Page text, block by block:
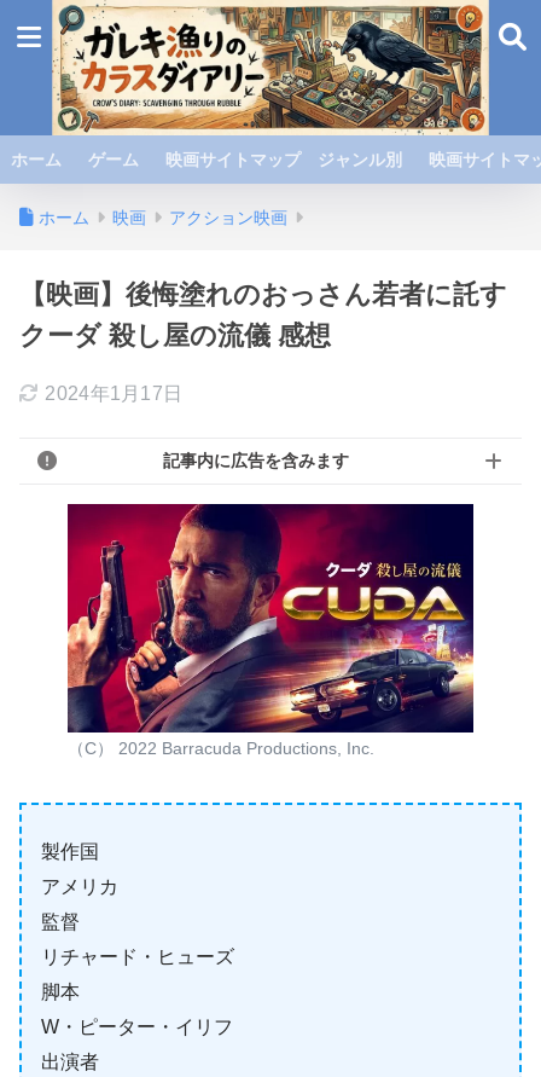
ホーム ゲーム 映画サイトマップ ジャンル別 映画サイト
ホーム 映画 アクション映画
【映画】後悔塗れのおっさん若者に託す
クーダ 殺し屋の流儀 感想
2024年1月17日
記事内に広告を含みます
（C） 2022 Barracuda Productions, Inc.
製作国
アメリカ
監督
リチャード・ヒューズ
脚本
W・ピーター・イリフ
出演者